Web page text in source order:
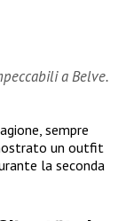
a Belve.
sempre
un outfit
la seconda